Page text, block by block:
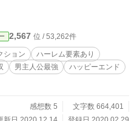
土属性の力と地球の知識で討伐した
ーリアという女騎士と知り合うこと
。 フィルド王国を守る
2,567 位 / 53,262件
ション
ハーレム要素あり
男主人公最強
ハッピーエンド
感想数 5
文字数 664,401